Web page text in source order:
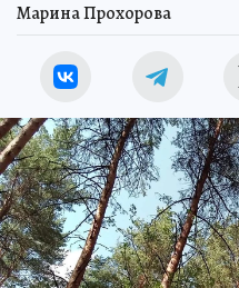
Марина Прохорова